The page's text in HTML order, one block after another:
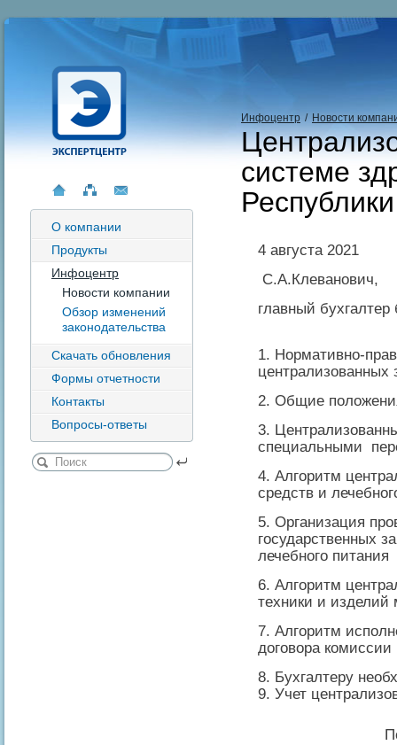
О компании
Продукты
Инфоцентр
Новости компании
Обзор изменений
законодательства
Скачать обновления
Формы отчетности
Контакты
Вопросы-ответы
Инфоцентр / Новости
системе
4 августа 2021
С.А.Клеванович,
главный
1. Нормативно-
централизованных
2. Общие
3.
специальными
4. Алгоритм
средств и
5. Организация
государственных
лечебного питания
6. Алгоритм
техники и изделий
7. Алгоритм
договора комиссии
8. Бухгалтеру
9. Учет